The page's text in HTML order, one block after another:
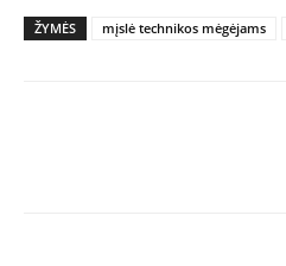
ŽYMĖS mįslė technikos mėgėjams